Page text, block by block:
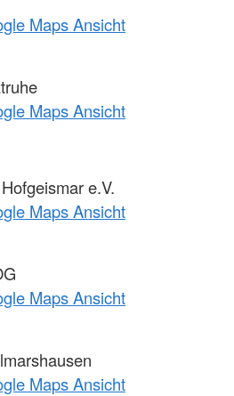
Maps Ansicht
Maps Ansicht
e.V.
Maps Ansicht
Maps Ansicht
Maps Ansicht